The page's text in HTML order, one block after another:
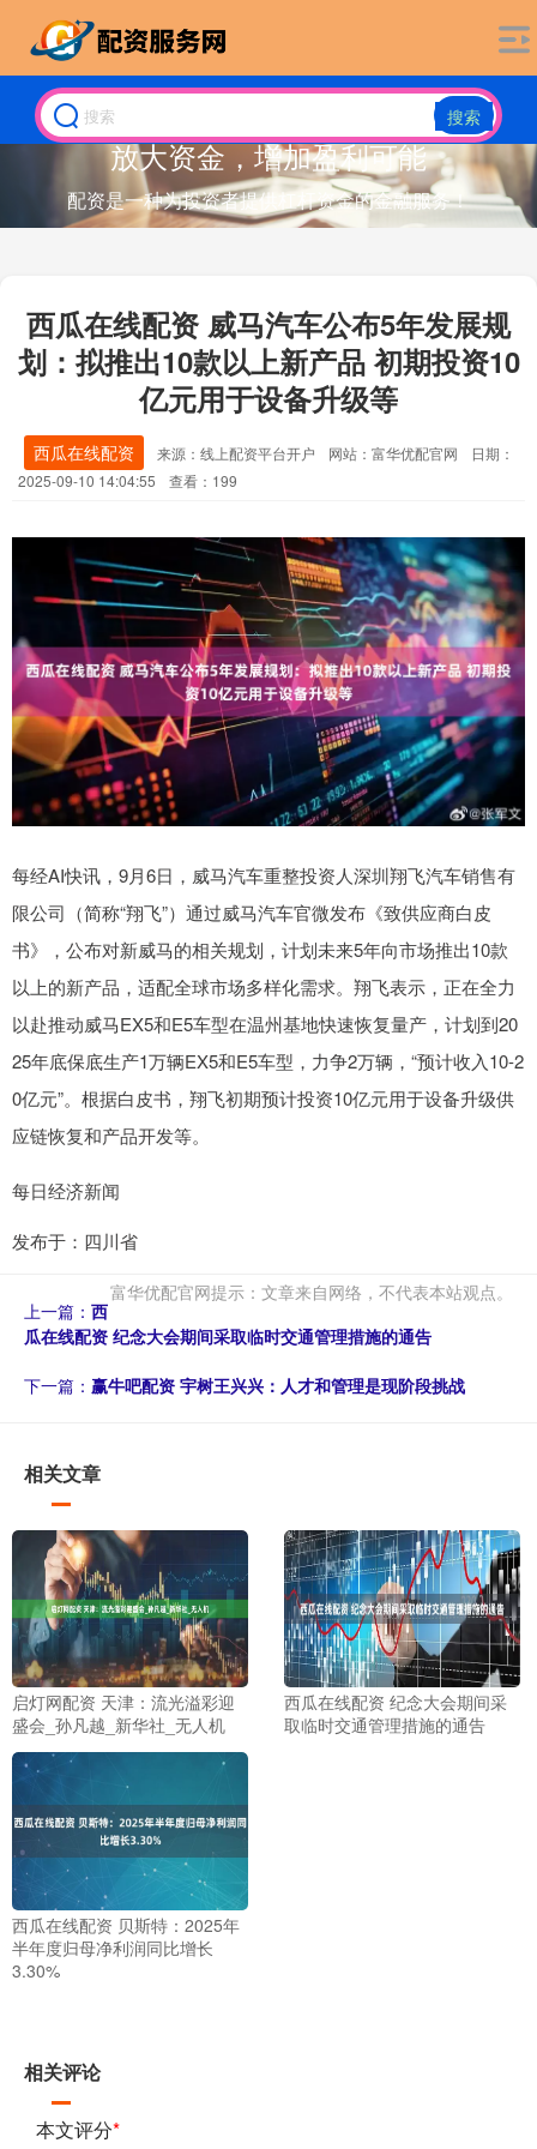
搜索
放大资金，增加盈利可能
配资是一种为投资者提供杠杆资金的金融服务！
西瓜在线配资 威马汽车公布5年发展规
划：拟推出10款以上新产品 初期投资10
亿元用于设备升级等
西瓜在线配资 来源：线上配资平台开户 网站：富华优配官网
日期：
2025-09-10 14:04:55
查看：199
每经AI快讯，9月6日，威马汽车重整投资人深圳翔飞汽车销售有
限公司（简称“翔飞”）通过威马汽车官微发布《致供应商白皮
书》，公布对新威马的相关规划，计划未来5年向市场推出10款
以上的新产品，适配全球市场多样化需求。翔飞表示，正在全力
以赴推动威马EX5和E5车型在温州基地快速恢复量产，计划到20
25年底保底生产1万辆EX5和E5车型，力争2万辆，“预计收入10-2
0亿元”。根据白皮书，翔飞初期预计投资10亿元用于设备升级供
应链恢复和产品开发等。
每日经济新闻
发布于：四川省
富华优配官网提示：文章来自网络，不代表本站观点。
上一篇： 西
瓜在线配资 纪念大会期间采取临时交通管理措施的通告
下一篇： 赢牛吧配资 宇树王兴兴：人才和管理是现阶段挑战
相关文章
启灯网配资 天津：流光溢彩迎
盛会_孙凡越_新华社_无人机
西瓜在线配资 纪念大会期间采
取临时交通管理措施的通告
西瓜在线配资 贝斯特：2025年
半年度归母净利润同比增长
3.30%
相关评论
本文评分*